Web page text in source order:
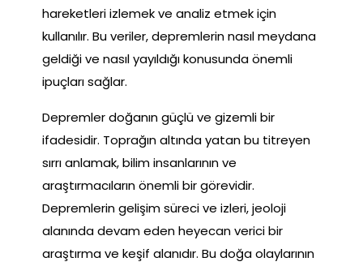
hareketleri izlemek ve analiz etmek için
kullanılır. Bu veriler, depremlerin nasıl meydana
geldiği ve nasıl yayıldığı konusunda önemli
ipuçları sağlar.
Depremler doğanın güçlü ve gizemli bir
ifadesidir. Toprağın altında yatan bu titreyen
sırrı anlamak, bilim insanlarının ve
araştırmacıların önemli bir görevidir.
Depremlerin gelişim süreci ve izleri, jeoloji
alanında devam eden heyecan verici bir
araştırma ve keşif alanıdır. Bu doğa olaylarının